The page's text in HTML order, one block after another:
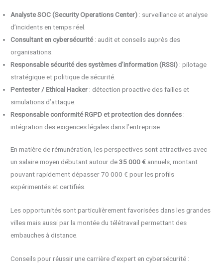
Analyste SOC (Security Operations Center) : surveillance et analyse
d’incidents en temps réel.
Consultant en cybersécurité: audit et conseils auprès des
organisations.
Responsable sécurité des systèmes d’information (RSSI) : pilotage
stratégique et politique de sécurité.
Pentester / Ethical Hacker : détection proactive des failles et
simulations d’attaque.
Responsable conformité RGPD et protection des données :
intégration des exigences légales dans l’entreprise.
En matière de rémunération, les perspectives sont attractives avec
un salaire moyen débutant autour de35 000 € annuels, montant
pouvant rapidement dépasser 70 000 € pour les profils
expérimentés et certifiés.
Les opportunités sont particulièrement favorisées dans les grandes
villes mais aussi par la montée du télétravail permettant des
embauches à distance.
Conseils pour réussir une carrière d’expert en cybersécurité :